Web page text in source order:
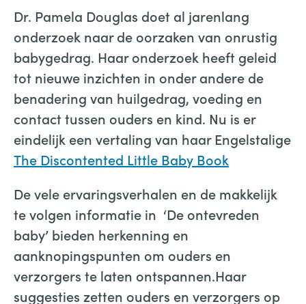
Dr. Pamela Douglas doet al jarenlang
onderzoek naar de oorzaken van onrustig
babygedrag. Haar onderzoek heeft geleid
tot nieuwe inzichten in onder andere de
benadering van huilgedrag, voeding en
contact tussen ouders en kind. Nu is er
eindelijk een vertaling van haar Engelstalige
The Discontented Little Baby Book
De vele ervaringsverhalen en de makkelijk
te volgen informatie in ‘De ontevreden
baby’ bieden herkenning en
aanknopingspunten om ouders en
verzorgers te laten ontspannen.Haar
suggesties zetten ouders en verzorgers op